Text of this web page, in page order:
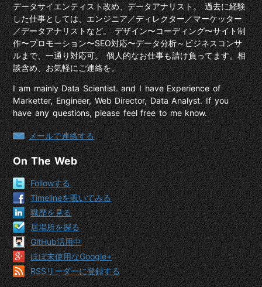
データサイエンティスト改め、データアナリスト。 過去に経験
した仕事としては、エンジニア／ディレクター／マーケッター
／データアナリストなど。 デザイン〜コーディング〜サイト制
作〜プロモーション〜SEO対応〜データ分析～ビジネスコンサ
ルまで、一通り対応可。 個人的なお仕事も請け負ってます。相
談含め、お気軽にご連絡を。
I am mainly Data Scientist. and I have Experience of
Marketter, Engineer, Web Director, Data Analyst. If you
have any questions, please feel free to me know.
メールで連絡する
On The Web
Followする
Timelineを覗いてみる
職歴を見る
居場所を探る
GitHub活用中
ほぼ未使用なGoogle+
RSSリーダーに登録する